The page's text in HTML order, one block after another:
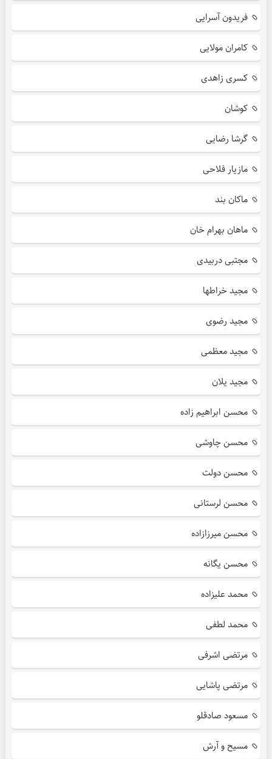
فریدون آسرایی
کامران مولایی
کسری زاهدی
کوشان
گرشا رضایی
مازیار فلاحی
ماکان بند
ماهان بهرام خان
مجتبی دربیدی
مجید خراطها
مجید رضوی
مجید معظمی
مجید یلان
محسن ابراهیم زاده
محسن چاوشی
محسن دولت
محسن لرستانی
محسن میرزازاده
محسن یگانه
محمد علیزاده
محمد لطفی
مرتضی اشرفی
مرتضی پاشایی
مسعود صادقلو
مسیح و آرش